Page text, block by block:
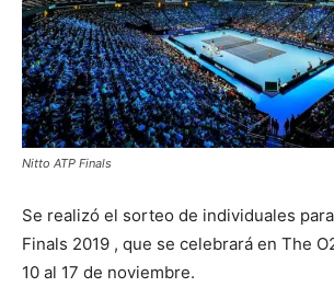
Nitto ATP Finals
Se realizó el sorteo de individuales
Finals 2019 , que se celebrará en The
10 al 17 de noviembre.